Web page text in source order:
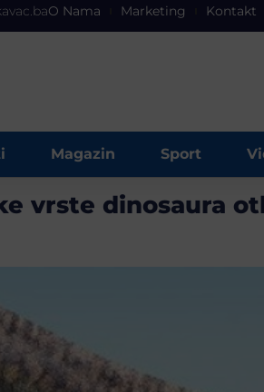
O Nama Marketing Kontakt
Magazin Sport
vrste dinosaura